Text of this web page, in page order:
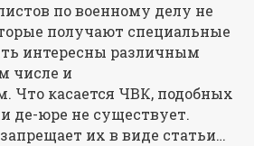
по военному делу не
получают специальные
интересны различным
числе и
Что касается ЧВК, подобных
де-юре не существует.
их в виде статьи…